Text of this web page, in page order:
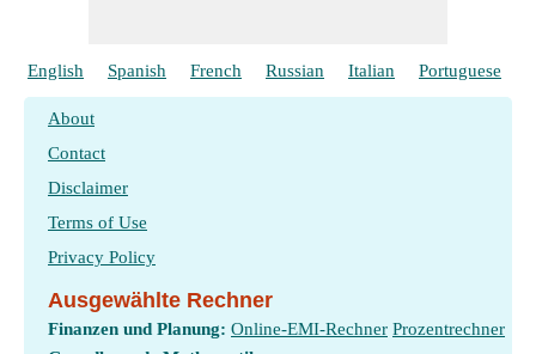
English Spanish French Russian Italian Portuguese
About
Contact
Disclaimer
Terms of Use
Privacy Policy
Ausgewählte Rechner
Finanzen und Planung: Online-EMI-Rechner Prozentrechner